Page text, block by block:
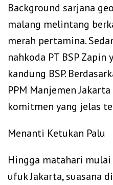
Background sarjana
malang melintang
merah pertamina.
nahkoda PT BSP Zapin
kandung BSP.
PPM Manjemen
komitmen yang jelas
Menanti Ketukan Palu
Hingga matahari
ufuk Jakarta, suasana